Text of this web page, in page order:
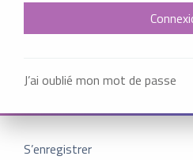
J’ai oublié mon mot de passe
S’enregistrer